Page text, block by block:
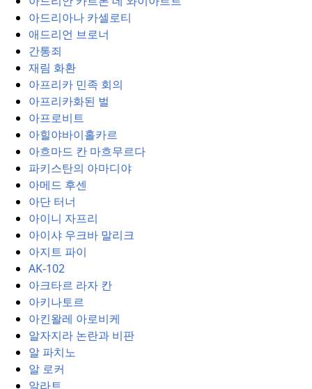
아드리아나 카셀로티
애드리언 브로너
간통죄
재림 화환
아프리카 민족 회의
아프리카화된 벌
아프로비트
아힐야바이홀카르
아흐마드 칸 마흐무르다
파키스탄의 아마디야
아메드 후센
아단 터너
아이니 자프리
아이샤 우크바 말리크
아지트 파이
AK-102
아크타르 라자 칸
아키나토르
아킨왈레 아로비케
알자지라 논란과 비판
알 파치노
알 로커
알라트